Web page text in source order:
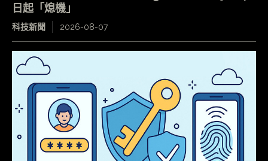
日起「熄機」
科技新聞 2026-08-07